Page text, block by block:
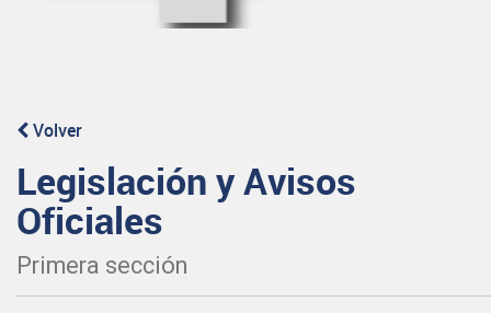
Volver
Legislación y Avisos
Oficiales
Primera sección